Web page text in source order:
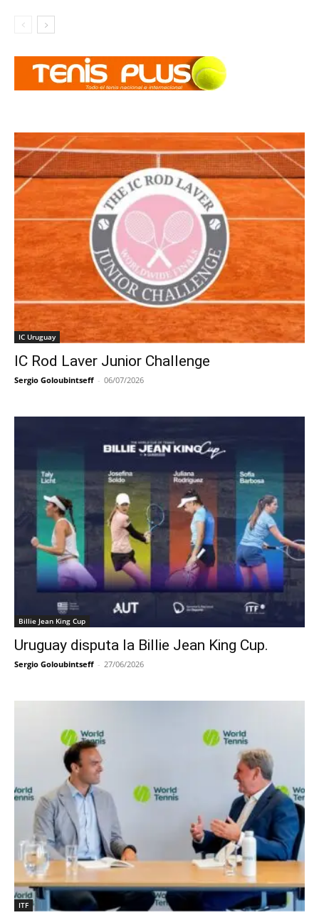
IC Uruguay
IC Rod Laver Junior Challenge
Sergio Goloubintseff - 06/07/2026
Billie Jean King Cup
Uruguay disputa la Billie Jean King Cup.
Sergio Goloubintseff - 27/06/2026
ITF